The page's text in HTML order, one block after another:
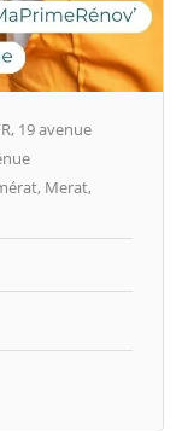
19 avenue
Merat,